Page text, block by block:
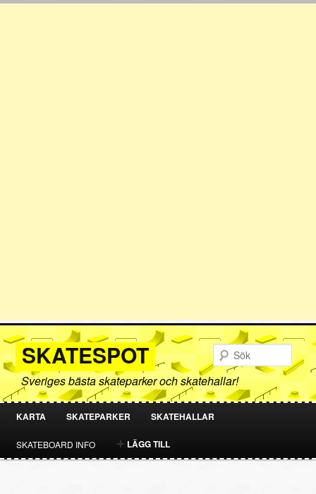
SKATESPOT
Sveriges bästa skateparker och skatehallar!
HOPPA
TILL
HOPPA
TILL
KARTA SKATEPARKER SKATEHALLAR
SKATEBOARD INFO LÄGG TILL